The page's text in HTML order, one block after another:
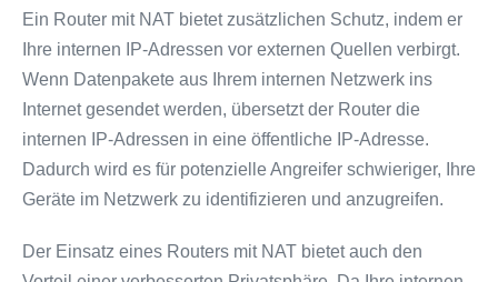
Ein Router mit NAT bietet zusätzlichen Schutz, indem er
Ihre internen IP-Adressen vor externen Quellen verbirgt.
Wenn Datenpakete aus Ihrem internen Netzwerk ins
Internet gesendet werden, übersetzt der Router die
internen IP-Adressen in eine öffentliche IP-Adresse.
Dadurch wird es für potenzielle Angreifer schwieriger, Ihre
Geräte im Netzwerk zu identifizieren und anzugreifen.
Der Einsatz eines Routers mit NAT bietet auch den